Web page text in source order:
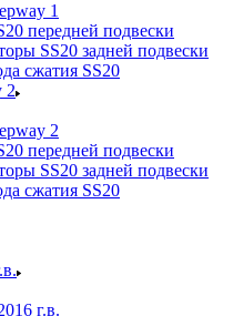
1
передней подвески
SS20 задней подвески
сжатия SS20
2
2
передней подвески
SS20 задней подвески
сжатия SS20
г.в.